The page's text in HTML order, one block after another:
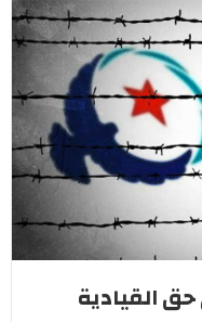
القيادية